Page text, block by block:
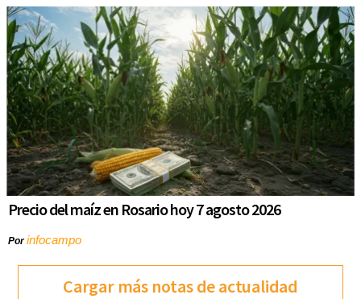
Precio del maíz en Rosario hoy 7 agosto 2026
Porinfocampo
Cargar más notas de actualidad